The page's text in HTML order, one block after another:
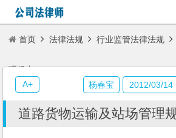
首页 法律法规 行业监管法律法规
理规定
道路货物运输及站场管理
杨春宝 2012/03/14
A+